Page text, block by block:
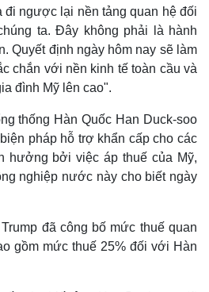
đi ngược lại nền tảng quan hệ đối
ta. Đây không phải là hành
Quyết định ngày hôm nay sẽ làm
chắn với nền kinh tế toàn cầu và
đình Mỹ lên cao".
thống Hàn Quốc Han Duck-soo
pháp hỗ trợ khẩn cấp cho các
hưởng bởi việc áp thuế của Mỹ,
nghiệp nước này cho biết ngày
đã công bố mức thuế quan
gồm mức thuế 25% đối với Hàn